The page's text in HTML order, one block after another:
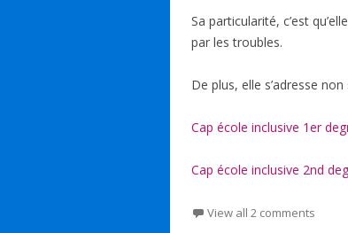
Sa particularité, c’est
par les troubles.
De plus, elle s’adresse
Cap école inclusive 1er
Cap école inclusive 2nd
View all 2 comments